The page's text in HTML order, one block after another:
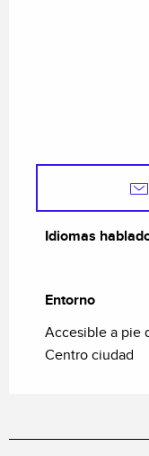
Idiomas
Idiomas
Entorno
Entorno
Accesible a pie
Centro ciudad